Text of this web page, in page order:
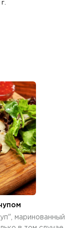
маринованный